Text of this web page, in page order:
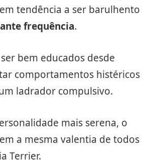
tendência a ser barulhento
frequência.
bem educados desde
comportamentos histéricos
ladrador compulsivo.
mais serena, o
a mesma valentia de todos
Terrier.